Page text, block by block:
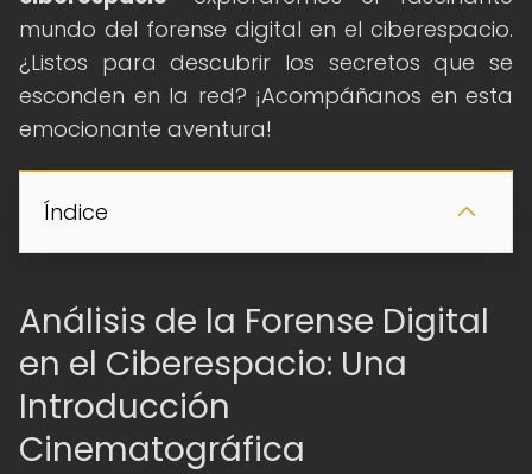
mundo del forense digital en el ciberespacio.
¿Listos para descubrir los secretos que se
esconden en la red? ¡Acompáñanos en esta
emocionante aventura!
Índice
Análisis de la Forense Digital
en el Ciberespacio: Una
Introducción
Cinematográfica